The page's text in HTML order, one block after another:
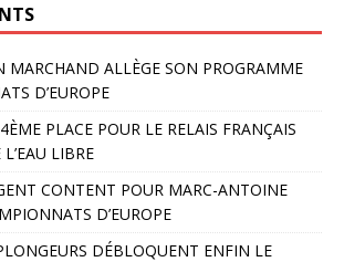
MARCHAND ALLÈGE SON PROGRAMME
D’EUROPE
PLACE POUR LE RELAIS FRANÇAIS
LIBRE
CONTENT POUR MARC-ANTOINE
D’EUROPE
DÉBLOQUENT ENFIN LE